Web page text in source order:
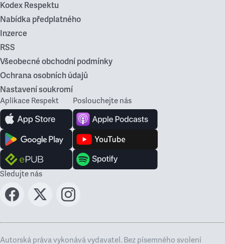
Kodex Respektu
Nabídka předplatného
Inzerce
RSS
Všeobecné obchodní podmínky
Ochrana osobních údajů
Nastavení soukromí
Aplikace Respekt Poslouchejte nás
Sledujte nás
Autorská práva vykonává vydavatel. Bez písemného svolení